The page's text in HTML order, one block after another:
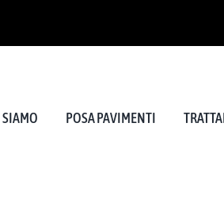
SIAMO POSA PAVIMENTI